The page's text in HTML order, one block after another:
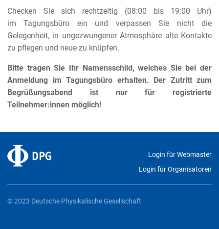
Checken Sie sich rechtzeitig (08:00 bis 19:00 Uhr)
im Tagungsbüro ein und verpassen Sie nicht die
Gelegenheit, in ungezwungener Atmosphäre alte Kontakte
zu pflegen und neue zu knüpfen.
Bitte tragen Sie Ihr Namensschild, welches Sie bei der
Anmeldung im Tagungsbüro erhalten. Der Zutritt zum
Begrüßungsabend ist nur für registrierte
Teilnehmer:innen möglich!
Login für Webmaster
Login für Organisatoren
© 2023 Deutsche Physikalische Gesellschaft